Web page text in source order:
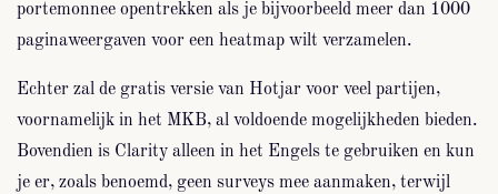
portemonnee opentrekken als je bijvoorbeeld meer dan 1000
paginaweergaven voor een heatmap wilt verzamelen.
Echter zal de gratis versie van Hotjar voor veel partijen,
voornamelijk in het MKB, al voldoende mogelijkheden bieden.
Bovendien is Clarity alleen in het Engels te gebruiken en kun
je er, zoals benoemd, geen surveys mee aanmaken, terwijl